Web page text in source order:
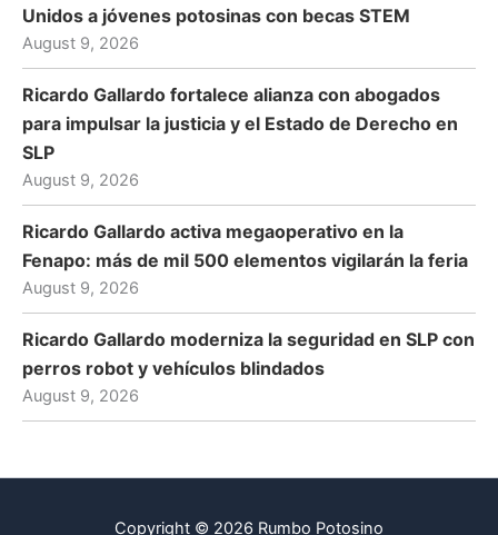
Unidos a jóvenes potosinas con becas STEM
August 9, 2026
Ricardo Gallardo fortalece alianza con abogados
para impulsar la justicia y el Estado de Derecho en
SLP
August 9, 2026
Ricardo Gallardo activa megaoperativo en la
Fenapo: más de mil 500 elementos vigilarán la feria
August 9, 2026
Ricardo Gallardo moderniza la seguridad en SLP con
perros robot y vehículos blindados
August 9, 2026
Copyright © 2026 Rumbo Potosino